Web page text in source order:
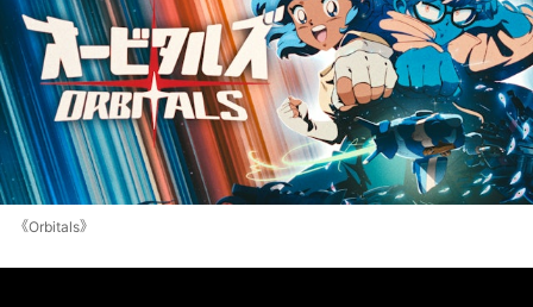
《Orbitals》